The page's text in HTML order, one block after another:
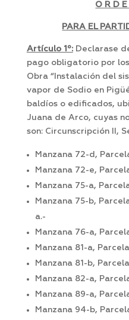
O R D
PARA EL
Artículo 1º:Declarase
pago obligatorio por
Obra “Instalación del
vapor de Sodio en
baldíos o edificados,
Juana de Arco, cuyas
son: Circunscripción II,
Manzana 72-d,
Manzana 72-e,
Manzana 75-a,
Manzana 75-b,
a.-
Manzana 76-a,
Manzana 81-a,
Manzana 81-b,
Manzana 82-a,
Manzana 89-a,
Manzana 94-b,